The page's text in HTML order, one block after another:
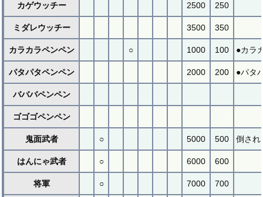
カゲウッチー 2500 250
ミダレウッチー 3500 350
カラカラペンペン ○ 1000 100 ●カラ
パタパタペンペン 2000 200 ●パタ
バババペンペン
ゴゴゴペンペン
鬼面武者 ○ 5000 500 倒され
はんにゃ武者 ○ 6000 600
将軍 ○ 7000 700